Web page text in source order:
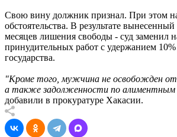
Свою вину должник признал. При этом
обстоятельства. В результате
месяцев лишения свободы - суд заменил
принудительных работ с удержанием
государства.
"Кроме того, мужчина не освобожден
а также задолженности по алиментным
добавили в прокуратуре Хакасии.